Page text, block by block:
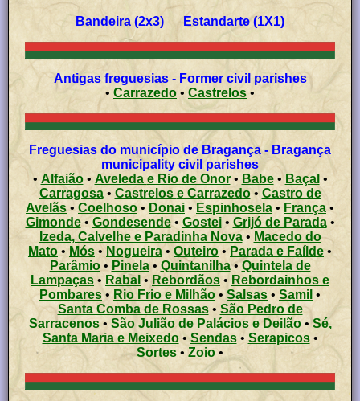
Bandeira (2x3) Estandarte (1X1)
Antigas freguesias - Former civil parishes
• Carrazedo • Castrelos •
Freguesias do município de Bragança - Bragança
municipality civil parishes
• Alfaião• Aveleda e Rio de Onor• Babe• Baçal •
Carragosa• Castrelos e Carrazedo• Castro de
Avelãs• Coelhoso • Donai •Espinhosela • França •
Gimonde•Gondesende• Gostei• Grijó de Parada•
Izeda, Calvelhe e Paradinha Nova• Macedo do
Mato •Mós • Nogueira • Outeiro • Parada e Faílde•
Parâmio• Pinela• Quintanilha•Quintela de
Lampaças • Rabal • Rebordãos • Rebordainhos e
Pombares• Rio Frio e Milhão • Salsas • Samil •
Santa Comba de Rossas• São Pedro de
Sarracenos• São Julião de Palácios e Deilão•Sé,
Santa Maria e Meixedo•Sendas• Serapicos•
Sortes • Zoio•